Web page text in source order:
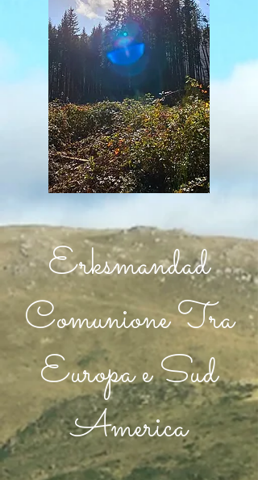
Erksmandad
Comunione Tra
Europa e Sud
America